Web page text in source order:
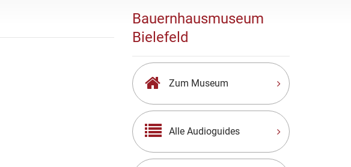
Bauernhausmuseum
Bielefeld
Zum Museum
Alle Audioguides